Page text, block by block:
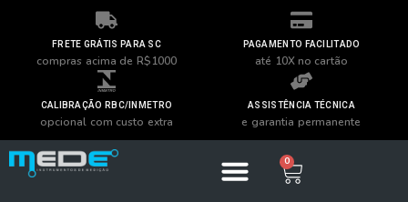
FRETE GRÁTIS PARA SC
compras acima de R$1000
PAGAMENTO FACILITADO
até 10X no cartão
CALIBRAÇÃO RBC/INMETRO
opcional com custo extra
ASSISTÊNCIA TÉCNICA
e garantia permanente
0